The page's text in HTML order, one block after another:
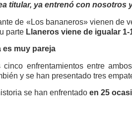
titular, ya entrenó con nosotros
de «Los bananeros» vienen de
parte Llaneros viene de igualar
es muy pareja
cinco enfrentamientos entre
y se han presentado tres
se han enfrentado en 25